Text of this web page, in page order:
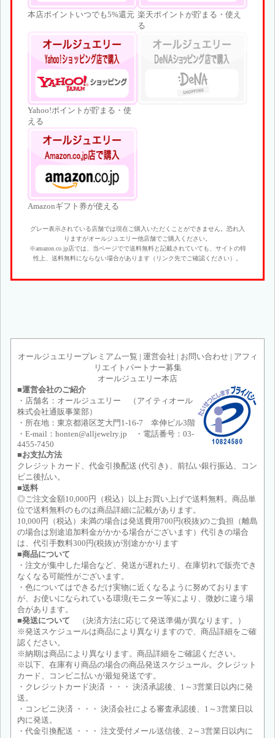
本店ポイントいつでも5%還元 楽天ポイントが貯まる・使え
る
Yahoo!ポイントが貯まる・使
える
Amazonギフト券が使える
グレー表示されている店舗では現在ご購入いただくことができません。恐れ入
りますがオールジュエリー他店舗でご購入ください。
※amazon.co.jp店では、当ページでで送料無料と記載されていても、サイトの特
性上、送料無料にならない場合があります（リンク先でご確認ください）。
オールジュエリープレミアム一覧 | 運営会社 | お問い合わせ| アフィ
リエイトパートナー募集
オールジュエリー本店
■運営会社のご紹介
・店舗名：オールジュエリー （アイティオール
株式会社通販事業部）
・所在地：東京都港区芝大門1-16-7 幸伸ビル3階
・E-mail：honten@alljewelry.jp ・電話番号：03-
4455-7450
■お支払方法
クレジットカード、代金引換配送 (代引き) 、前払い銀行振込、コン
ビニ後払い。
■送料
◎ご注文金額10,000円（税込）以上お買い上げで送料無料。商品単
位で送料無料のものは商品詳細に記載があります。
10,000円（税込）未満の場合は発送費用700円(税抜)のご負担（離島
の場合は別途追加料金がかかる場合がございます）代引きの場合
は、代引手数料300円(税抜)が別途かかります
■商品について
・注文が集中した場合など、発送が遅れたり、在庫切れで販売でき
なくなる可能性がございます。
・色についてはできるだけ実物に近くなるように努めております
が、お使いになられている環境(モニター等)により、微妙に違う場
合があります。
■発送について （決済方法に応じて発送準備が異なります。）
※発送スケジュールは商品により異なりますので、商品詳細をご確
認ください。
※納期は商品により異なります。商品詳細をご確認ください。
※以下、在庫有り商品の場合の商品発送スケジュール。クレジット
カード、コンビニ払いが最短発送です。
・クレジットカード決済 ・・・ 決済承認後、1～3営業日以内に発
送。
・コンビニ決済 ・・・ 決済会社による審査承認後、1～3営業日以
内に発送。
・代金引換配送 ・・・ 注文受付メール送信後、2～3営業日以内に